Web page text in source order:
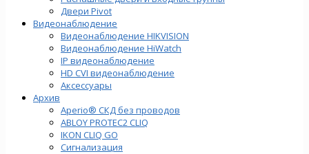
Двери Pivot
Видеонаблюдение
Видеонаблюдение HIKVISION
Видеонаблюдение HiWatch
IP видеонаблюдение
HD CVI видеонаблюдение
Аксессуары
Архив
Aperio® СКД без проводов
ABLOY PROTEC2 CLIQ
IKON CLIQ GO
Сигнализация